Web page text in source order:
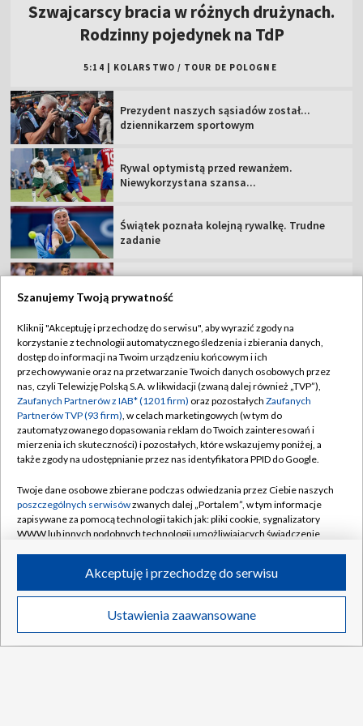
Transmisje Wideo
Rywal optymistą przed rewanżem.
Niewykorzystana szansa...
Świątek poznała kolejną rywalkę. Trudne
"Lewy" tym razem bez gola. Dobry początek
Trener GKS zachowuje optymizm. "Nie
DO GÓRY
TVP
Abonament TVP
Sklep TVP
Biuro Reklamy
Oferta Handlowa
Emisja w TVP
Rada Programowa
Ogłoszenia przetargowe
Akademia Telewizyjna
Informacje o nadawcy
Centrum informacji TVP
Regulamin TVP
Polityka prywatności
Moje zgody
Biuro reklamy
Kanały
©2026 Telewizja Polska Spółka Akcyjna w likwidacji
Szanujemy Twoją prywatność
Kliknij "Akceptuję i przechodzę do serwisu", aby wyrazić zgody na
korzystanie z technologii automatycznego śledzenia i zbierania danych,
dostęp do informacji na Twoim urządzeniu końcowym i ich
przechowywanie oraz na przetwarzanie Twoich danych osobowych przez
nas, czyli Telewizję Polską S.A. w likwidacji (zwaną dalej również „TVP”),
Zaufanych Partnerów z IAB* (1201 firm) oraz pozostałych Zaufanych
Partnerów TVP (93 firm), w celach marketingowych (w tym do
zautomatyzowanego dopasowania reklam do Twoich zainteresowań i
mierzenia ich skuteczności) i pozostałych, które wskazujemy poniżej, a
także zgody na udostępnianie przez nas identyfikatora PPID do Google.
Twoje dane osobowe zbierane podczas odwiedzania przez Ciebie naszych
poszczególnych serwisówzwanych dalej „Portalem”, w tym informacje
zapisywane za pomocą technologii takich jak: pliki cookie, sygnalizatory
WWW lub innych podobnych technologii umożliwiających świadczenie
ruchu w Internecie.
Twoje dane osobowe zbierane podczas odwiedzania przez Ciebie
poszczególnych serwisówna Portalu, takie jak adresy IP, identyfikatory
Ustawienia zaawansowane
Akceptuję i przechodzę do serwisu